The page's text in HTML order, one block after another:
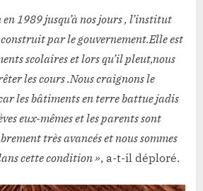
1989 jusqu’à nos jours , l’institut
construit par le gouvernement.Elle est
scolaires et lors qu’il pleut,nous
les cours .Nous craignons le
les bâtiments en terre battue jadis
eux-mêmes et les parents sont
très avancés et nous sommes
cette condition », a-t-il déploré.